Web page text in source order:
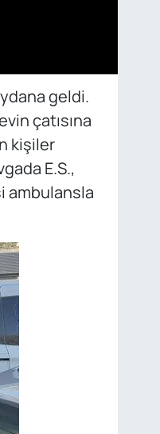
geldi.
çatısına
kişiler
E.S.,
ambulansla